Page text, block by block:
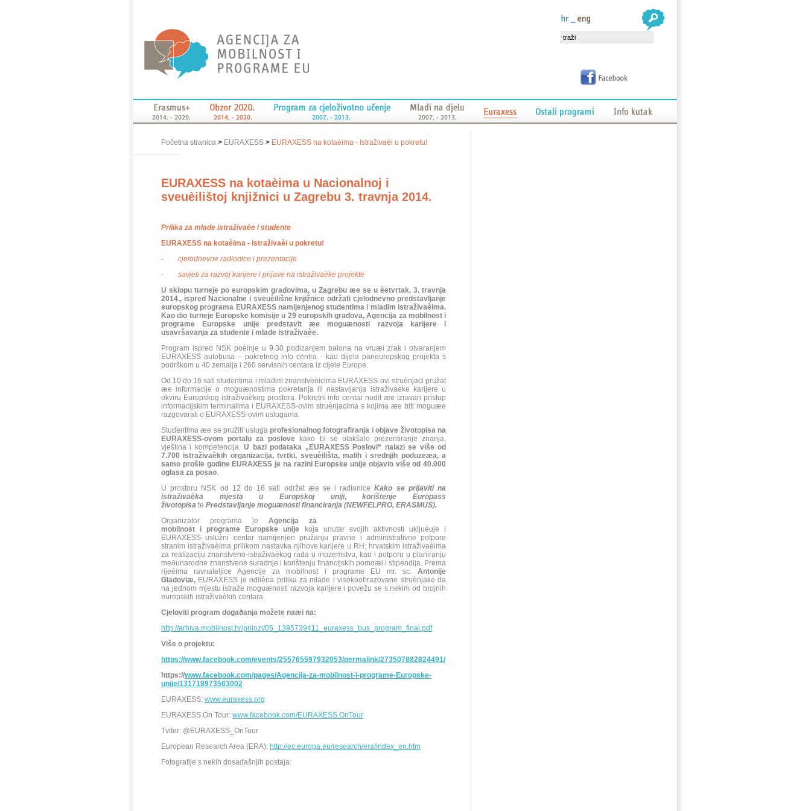
Početna stranica > EURAXESS > EURAXESS na kotaèima - Istraživaèi u pokretu!
EURAXESS na kotaèima u Nacionalnoj i
sveuèilištoj knjižnici u Zagrebu 3. travnja 2014.
Prilika za mlade istraživaèe i studente
EURAXESS na kotaèima - Istraživaèi u pokretu!
- cjelodnevne radionice i prezentacije
- savjeti za razvoj karijere i prijave na istraživaèke projekte
U sklopu turneje po europskim gradovima, u Zagrebu æe se u èetvrtak, 3. travnja
2014., ispred Nacionalne i sveuèilišne knjižnice održati cjelodnevno predstavljanje
europskog programa EURAXESS namijenjenog studentima i mladim istraživaèima.
Kao dio turneje Europske komisije u 29 europskih gradova, Agencija za mobilnost i
programe Europske unije predstavit æe moguænosti razvoja karijere i
usavršavanja za studente i mlade istraživaèe.
Program ispred NSK poèinje u 9.30 podizanjem balona na vruæi zrak i otvaranjem
EURAXESS autobusa – pokretnog info centra - kao dijela paneuropskog projekta s
podrškom u 40 zemalja i 260 servisnih centara iz cijele Europe.
Od 10 do 16 sati studentima i mladim znanstvenicima EURAXESS-ovi struènjaci pružat
æe informacije o moguænostima pokretanja ili nastavljanja istraživaèke karijere u
okviru Europskog istraživaèkog prostora. Pokretni info centar nudit æe izravan pristup
informacijskim terminalima i EURAXESS-ovim struènjacima s kojima æe biti moguæe
razgovarati o EURAXESS-ovim uslugama.
Studentima æe se pružiti usluga profesionalnog fotografiranja i objave životopisa na
EURAXESS-ovom portalu za poslove kako bi se olakšalo prezentiranje znanja,
vještina i kompetencija.U bazi podataka „EURAXESS Poslovi“ nalazi se više od
7.700 istraživaèkih organizacija, tvrtki, sveuèilišta, malih i srednjih poduzeæa, a
samo prošle godine EURAXESS je na razini Europske unije objavio više od 40.000
oglasa za posao.
U prostoru NSK od 12 do 16 sati održat æe se i radioniceKako se prijaviti na
istraživaèka mjesta u Europskoj uniji,korištenje Europass
životopisa te Predstavljanje moguænosti financiranja (NEWFELPRO, ERASMUS).
Organizator programa je Agencija za
mobilnost i programe Europske unije koja unutar svojih aktivnosti ukljuèuje i
EURAXESS uslužni centar namijenjen pružanju pravne i administrativne potpore
stranim istraživaèima prilikom nastavka njihove karijere u RH; hrvatskim istraživaèima
za realizaciju znanstveno-istraživaèkog rada u inozemstvu, kao i potporu u planiranju
meðunarodne znanstvene suradnje i korištenju financijskih pomoæi i stipendija. Prema
rijeèima ravnateljice Agencije za mobilnost i programe EU mr. sc.Antonije
Gladoviæ, EURAXESS je odlièna prilika za mlade i visokoobrazovane struènjake da
na jednom mjestu istraže moguænosti razvoja karijere i povežu se s nekim od brojnih
europskih istraživaèkih centara.
Cjeloviti program dogaðanja možete naæi na:
http://arhiva.mobilnost.hr/prilozi/05_1395739411_euraxess_bus_program_final.pdf
Više o projektu:
https://www.facebook.com/events/255765597932053/permalink/273507882824491/
https://www.facebook.com/pages/Agencija-za-mobilnost-i-programe-Europske-
unije/131718973563002
EURAXESS: www.euraxess.org
EURAXESS On Tour: www.facebook.com/EURAXESS.OnTour
Tviter: @EURAXESS_OnTour
European Research Area (ERA): http://ec.europa.eu/research/era/index_en.htm
Fotografije s nekih dosadašnjih postaja: